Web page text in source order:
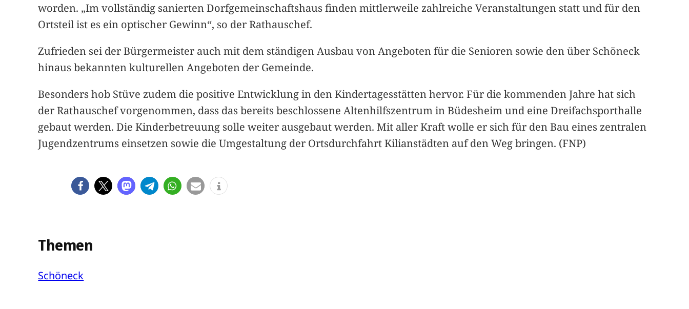
worden. „Im vollständig sanierten Dorfgemeinschaftshaus finden mittlerweile zahlreiche Veranstaltungen statt und für den
Ortsteil ist es ein optischer Gewinn“, so der Rathauschef.
Zufrieden sei der Bürgermeister auch mit dem ständigen Ausbau von Angeboten für die Senioren sowie den über Schöneck
hinaus bekannten kulturellen Angeboten der Gemeinde.
Besonders hob Stüve zudem die positive Entwicklung in den Kindertagesstätten hervor. Für die kommenden Jahre hat sich
der Rathauschef vorgenommen, dass das bereits beschlossene Altenhilfszentrum in Büdesheim und eine Dreifachsporthalle
gebaut werden. Die Kinderbetreuung solle weiter ausgebaut werden. Mit aller Kraft wolle er sich für den Bau eines zentralen
Jugendzentrums einsetzen sowie die Umgestaltung der Ortsdurchfahrt Kilianstädten auf den Weg bringen. (FNP)
Themen
Schöneck